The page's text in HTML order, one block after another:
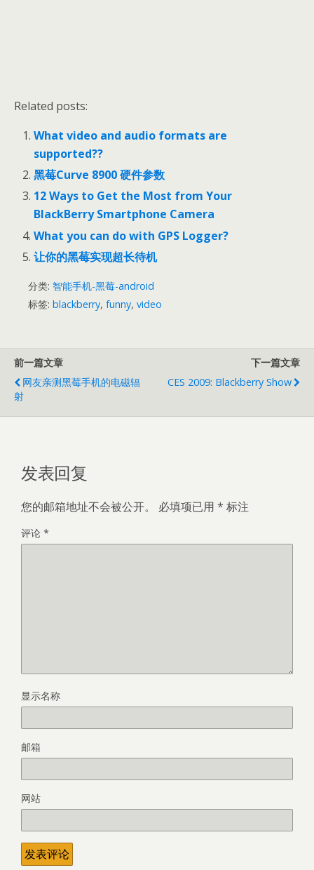
Related posts:
What video and audio formats are
supported??
黑莓Curve 8900 硬件参数
12 Ways to Get the Most from Your
BlackBerry Smartphone Camera
What you can do with GPS Logger?
让你的黑莓实现超长待机
分类: 智能手机-黑莓-android
标签: blackberry, funny, video
前一篇文章
网友亲测黑莓手机的电磁辐
射
下一篇文章
CES 2009: Blackberry Show
发表回复
您的邮箱地址不会被公开。 必填项已用 * 标注
评论 *
显示名称
邮箱
网站